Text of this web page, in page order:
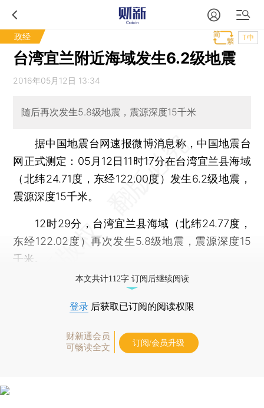
政经 T中
台湾宜兰附近海域发生6.2级地震
2016年05月12日 13:34
随后再次发生5.8级地震，震源深度15千米
据中国地震台网速报微博消息称，中国地震台
网正式测定：05月12日11时17分在台湾宜兰县海域
（北纬24.71度，东经122.00度）发生6.2级地震，
震源深度15千米。
12时29分，台湾宜兰县海域（北纬24.77度，
东经122.02度）再次发生5.8级地震，震源深度15
千米。
本文共计112字 订阅后继续阅读
登录 后获取已订阅的阅读权限
财新通会员
可畅读全文
订阅/会员升级